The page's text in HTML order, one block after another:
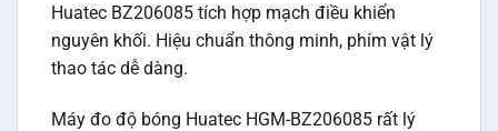
Huatec BZ206085 tích hợp mạch điều khiển
nguyên khối. Hiệu chuẩn thông minh, phím vật lý
thao tác dễ dàng.
Máy đo độ bóng Huatec HGM-BZ206085 rất lý